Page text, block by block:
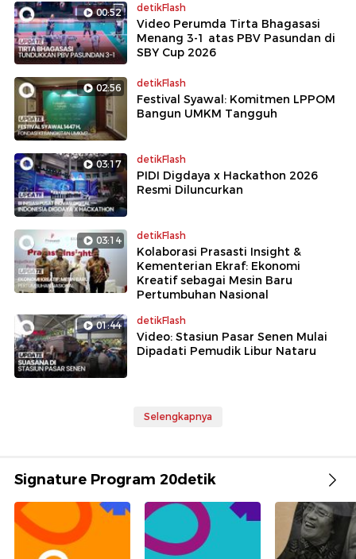
00:52 detikFlash
Video Perumda Tirta Bhagasasi
Menang 3-1 atas PBV Pasundan di
SBY Cup 2026
02:56 detikFlash
Festival Syawal: Komitmen LPPOM
Bangun UMKM Tangguh
03:17 detikFlash
PIDI Digdaya x Hackathon 2026
Resmi Diluncurkan
03:14 detikFlash
Kolaborasi Prasasti Insight &
Kementerian Ekraf: Ekonomi
Kreatif sebagai Mesin Baru
Pertumbuhan Nasional
01:44 detikFlash
Video: Stasiun Pasar Senen Mulai
Dipadati Pemudik Libur Nataru
Selengkapnya
Signature Program 20detik